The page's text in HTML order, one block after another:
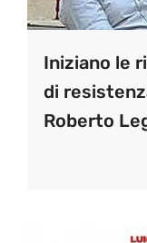
Iniziano le
di
Roberto